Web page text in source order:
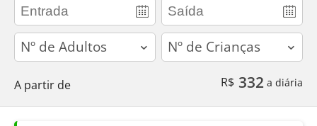
adults children
A partir de R$ 332 a diária